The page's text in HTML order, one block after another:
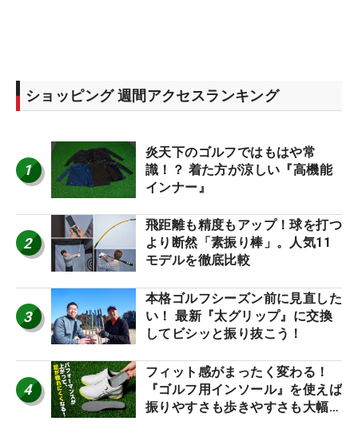
ショッピング 週間アクセスランキング
1
炎天下のゴルフではもはや常
識！？ 着た方が涼しい『高機能
インナー』
2
飛距離も精度もアップ！球を打つ
より断然「素振り棒」。人気11
モデルを徹底比較
3
本格ゴルフシーズン前に見直した
い！ 最新『太グリップ』に交換
してビシッと振り抜こう！
4
フィット感がまったく変わる！
『ゴルフ用インソール』を使えば
振りやすさも歩きやすさも大幅に